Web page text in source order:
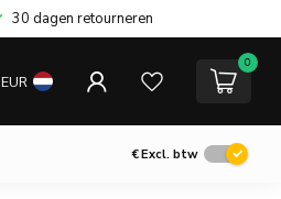
30 dagen retourneren
EUR
0
€Excl. btw